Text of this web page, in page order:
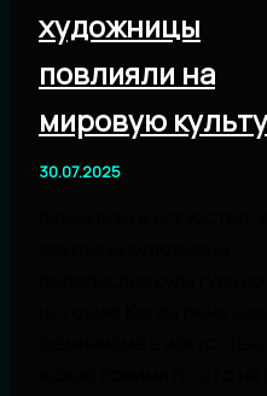
художницы
повлияли на
мировую
30.07.2025